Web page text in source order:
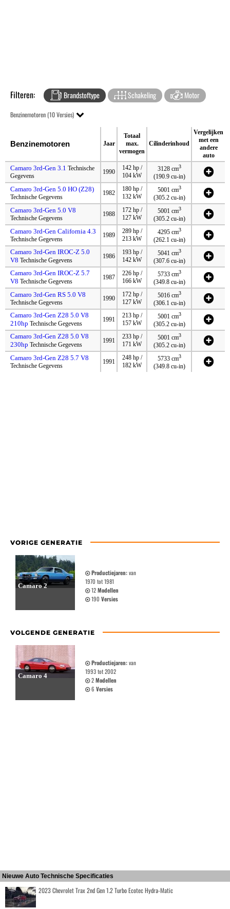
Filteren: Brandstoftype Schakeling Motor
Benzinemotoren (10 Versies)
Benzinemotoren Jaar
Totaal
max.
vermogen
Cilinderinhoud
Vergelijken
met een
andere
auto
Camaro 3rd-Gen 3.1 Technische
Gegevens
1990
142 hp /
104 kW
3128 cm3
(190.9 cu-in)
Camaro 3rd-Gen 5.0 HO (Z28)
Technische Gegevens
1982
180 hp /
132 kW
5001 cm3
(305.2 cu-in)
Camaro 3rd-Gen 5.0 V8
Technische Gegevens
1988
172 hp /
127 kW
5001 cm3
(305.2 cu-in)
Camaro 3rd-Gen California 4.3
Technische Gegevens
1989
289 hp /
213 kW
4295 cm3
(262.1 cu-in)
Camaro 3rd-Gen IROC-Z 5.0
V8 Technische Gegevens
1986
193 hp /
142 kW
5041 cm3
(307.6 cu-in)
Camaro 3rd-Gen IROC-Z 5.7
V8 Technische Gegevens
1987
226 hp /
166 kW
5733 cm3
(349.8 cu-in)
Camaro 3rd-Gen RS 5.0 V8
Technische Gegevens
1990
172 hp /
127 kW
5016 cm3
(306.1 cu-in)
Camaro 3rd-Gen Z28 5.0 V8
210hp Technische Gegevens
1991
213 hp /
157 kW
5001 cm3
(305.2 cu-in)
Camaro 3rd-Gen Z28 5.0 V8
230hp Technische Gegevens
1991
233 hp /
171 kW
5001 cm3
(305.2 cu-in)
Camaro 3rd-Gen Z28 5.7 V8
Technische Gegevens
1991
248 hp /
182 kW
5733 cm3
(349.8 cu-in)
VORIGE GENERATIE
Camaro 2
Productiejaren:van
1970 tot 1981
12Modellen
190 Versies
VOLGENDE GENERATIE
Camaro 4
Productiejaren:van
1993 tot 2002
2Modellen
6 Versies
Nieuwe Auto Technische Specificaties
2023 Chevrolet Trax 2nd Gen 1.2 Turbo Ecotec Hydra-Matic